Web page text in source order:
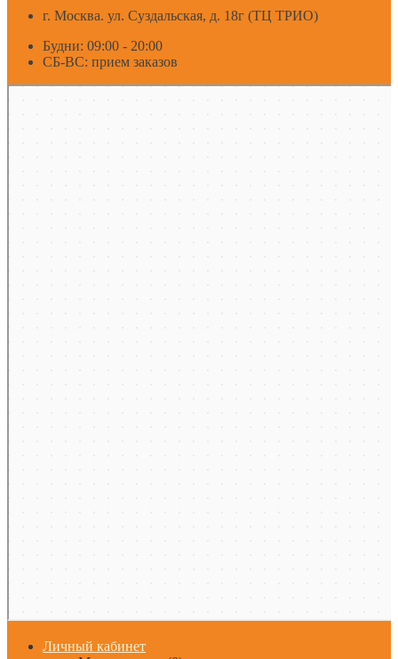
г. Москва. ул. Суздальская, д. 18г (ТЦ ТРИО)
Будни: 09:00 - 20:00
СБ-ВС: прием заказов
Личный кабинет